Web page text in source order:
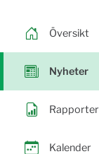
Översikt
Nyheter
Rapporter
Kalender